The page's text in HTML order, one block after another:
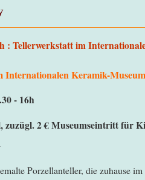
: Tellerwerkstatt im
Internationalen Keramik-Museum
- 16h
zuzügl. 2 € Museumseintritt für
Porzellanteller, die zuhause